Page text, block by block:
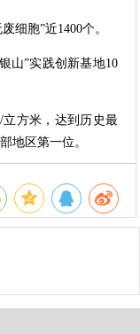
胞”近1400个。
山”实践创新基地10
方米，达到历史最
地区第一位。